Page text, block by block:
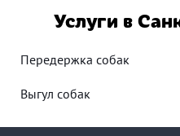
Услуги в
Передержка собак
Выгул собак